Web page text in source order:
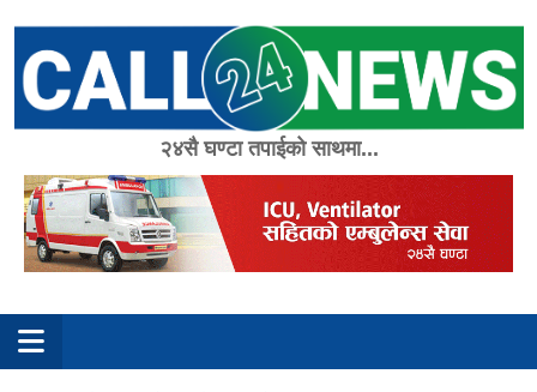
content
२४सै घण्टा तपाईको साथमा...